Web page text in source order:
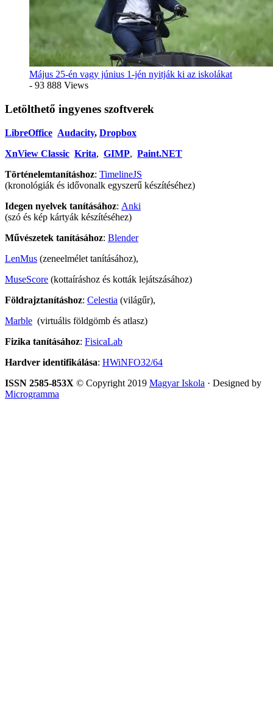
Május 25-én vagy június 1-jén nyitják ki az iskolákat
- 93 888 Views
Letölthető ingyenes szoftverek
LibreOffice Audacity, Dropbox
XnView Classic Krita, GIMP, Paint.NET
Történelemtanításhoz: TimelineJS
(kronológiák és idővonalk egyszerű készítéséhez)
Idegen nyelvek tanításához: Anki
(szó és kép kártyák készítéséhez)
Művészetek tanításához: Blender
LenMus (zeneelmélet tanításához),
MuseScore (kottaíráshoz és kották lejátszásához)
Földrajztanításhoz: Celestia (világűr),
Marble (virtuális földgömb és atlasz)
Fizika tanításához: FisicaLab
Hardver identifikálása: HWiNFO32/64
ISSN 2585-853X © Copyright 2019 Magyar Iskola · Designed by
Microgramma